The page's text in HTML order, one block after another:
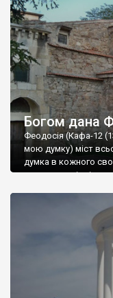
Богом дана
Феодосія (Кафа-12
мою думку) міст
думка в кожного
запрошую відвідати